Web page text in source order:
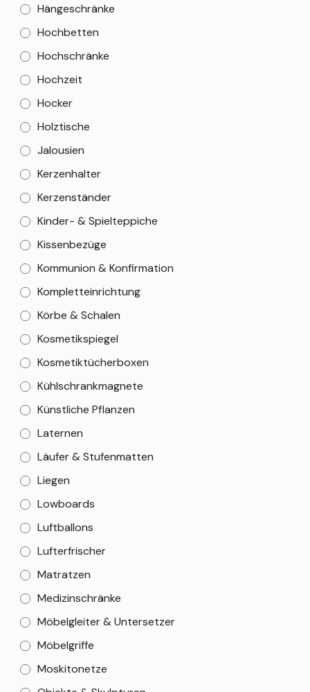
Hängeschränke
Hochbetten
Hochschränke
Hochzeit
Hocker
Holztische
Jalousien
Kerzenhalter
Kerzenständer
Kinder- & Spielteppiche
Kissenbezüge
Kommunion & Konfirmation
Kompletteinrichtung
Körbe & Schalen
Kosmetikspiegel
Kosmetiktücherboxen
Kühlschrankmagnete
Künstliche Pflanzen
Laternen
Läufer & Stufenmatten
Liegen
Lowboards
Luftballons
Lufterfrischer
Matratzen
Medizinschränke
Möbelgleiter & Untersetzer
Möbelgriffe
Moskitonetze